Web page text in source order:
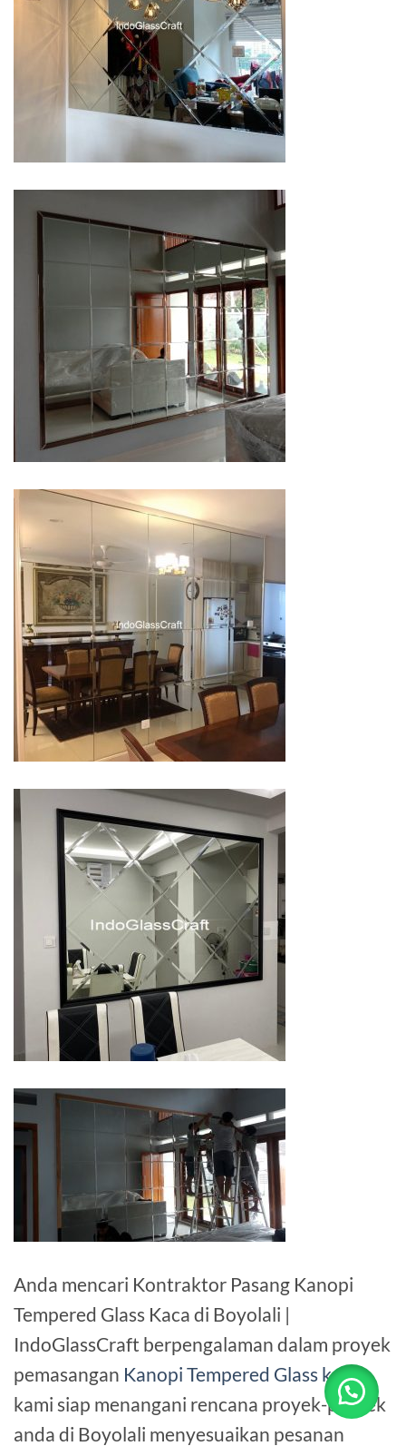
Anda mencari Kontraktor Pasang Kanopi
Tempered Glass Kaca di Boyolali |
IndoGlassCraft berpengalaman dalam proyek
pemasangan Kanopi Tempered Glass kaca,
kami siap menangani rencana proyek-proyek
anda di Boyolali menyesuaikan pesanan